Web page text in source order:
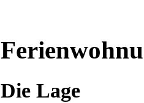
Die Lage